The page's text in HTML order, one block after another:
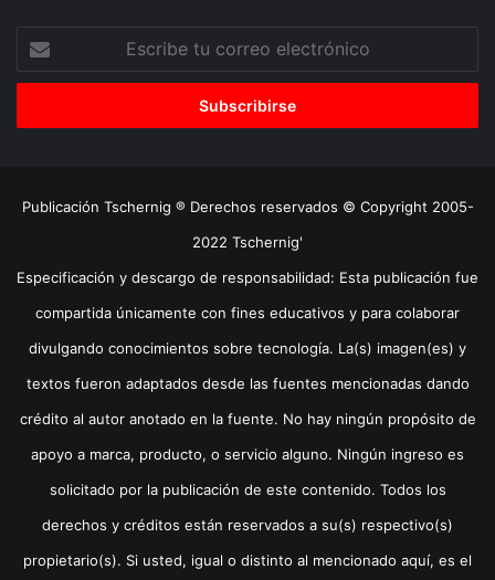
correo
Publicación Tschernig ® Derechos reservados © Copyright 2005-
2022 Tschernig'
Especificación y descargo de responsabilidad: Esta publicación fue
compartida únicamente con fines educativos y para colaborar
divulgando conocimientos sobre tecnología. La(s) imagen(es) y
textos fueron adaptados desde las fuentes mencionadas dando
crédito al autor anotado en la fuente. No hay ningún propósito de
apoyo a marca, producto, o servicio alguno. Ningún ingreso es
solicitado por la publicación de este contenido. Todos los
derechos y créditos están reservados a su(s) respectivo(s)
propietario(s). Si usted, igual o distinto al mencionado aquí, es el